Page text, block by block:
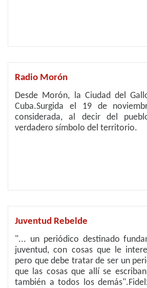
Radio Morón
Desde Morón, la Ciudad del
Cuba.Surgida el 19 de
considerada, al decir del
verdadero símbolo del territorio.
Juventud Rebelde
"... un periódico destinado
juventud, con cosas que le
pero que debe tratar de ser un
que las cosas que allí se
también a todos los